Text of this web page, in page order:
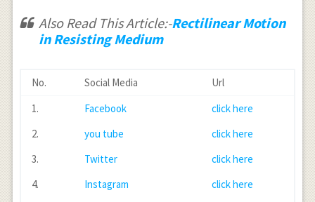
\Rightarrow
{ v }_{ 1
(1+\frac { k
}{ g } { v
})={ v }_{
0 }^{ 2 }\\
\Rightarrow
Also Read This Article:-Rectilinear Motion
in Resisting Medium
No. Social Media
Url
1.
Facebook
click here
2.
you tube
click here
3.
Twitter
click here
4.
Instagram
click here